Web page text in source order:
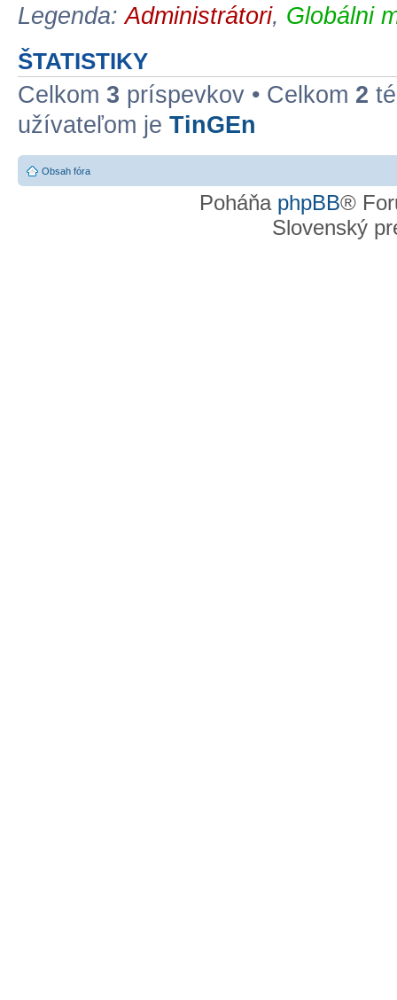
Legenda:Administrátori, Globálni
ŠTATISTIKY
Celkom 3 príspevkov • Celkom 2
užívateľom je TinGEn
Obsah fóra
Poháňa phpBB®
Slovenský